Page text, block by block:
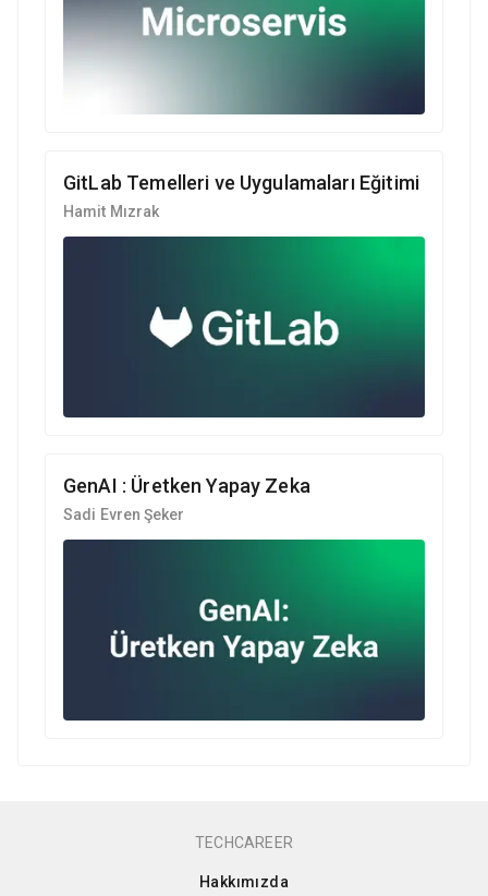
GitLab Temelleri ve Uygulamaları Eğitimi
Hamit Mızrak
GenAI : Üretken Yapay Zeka
Sadi Evren Şeker
TECHCAREER
Hakkımızda